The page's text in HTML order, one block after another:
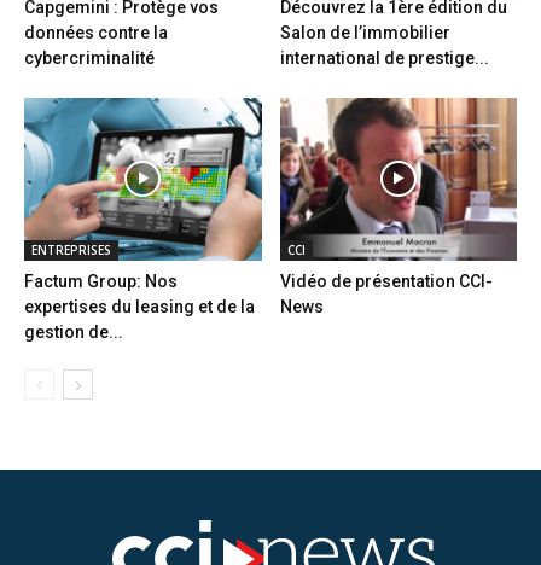
Capgemini : Protège vos
données contre la
cybercriminalité
Découvrez la 1ère édition du
Salon de l’immobilier
international de prestige...
ENTREPRISES
Factum Group: Nos
expertises du leasing et de la
gestion de...
CCI
Vidéo de présentation CCI-
News